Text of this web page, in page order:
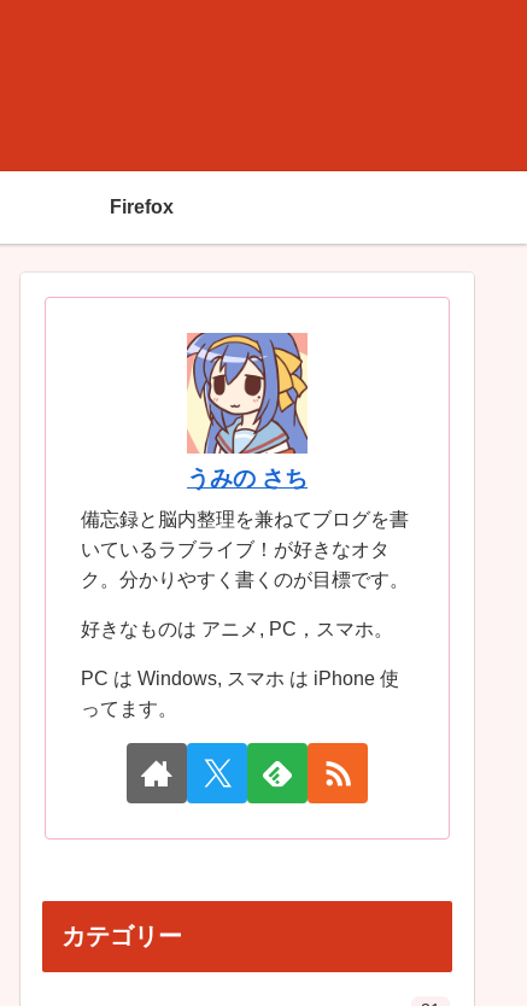
Firefox
うみの さち
備忘録と脳内整理を兼ねてブログを書
いているラブライブ！が好きなオタ
ク。分かりやすく書くのが目標です。
好きなものは アニメ, PC，スマホ。
PC は Windows, スマホ は iPhone 使
ってます。
カテゴリー